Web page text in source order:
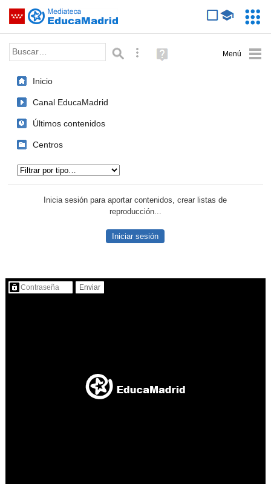
Saltar navegación
Palabra o frase: Búsqueda avanzada
Ayuda
(en
Inicio
Canal EducaMadrid
Últimos contenidos
Centros
Inicia sesión para aportar contenidos, crear listas de
reproducción...
Iniciar sesión
Contenido protegido…